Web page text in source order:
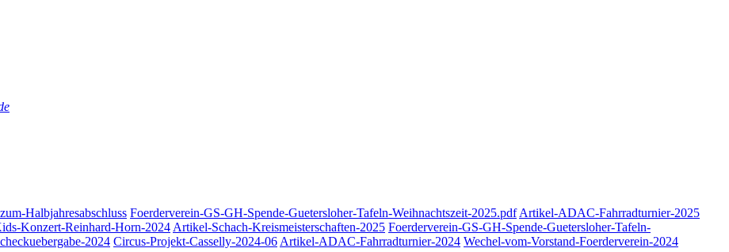
Halbjahresabschluss Foerderverein-GS-GH-Spende-Guetersloher-Tafeln-Weihnachtszeit-2025.pdf Artikel-ADAC-Fahrradturnier-2025
Konzert-Reinhard-Horn-2024 Artikel-Schach-Kreismeisterschaften-2025 Foerderverein-GS-GH-Spende-Guetersloher-Tafeln-
2024 Circus-Projekt-Casselly-2024-06 Artikel-ADAC-Fahrradturnier-2024 Wechel-vom-Vorstand-Foerderverein-2024